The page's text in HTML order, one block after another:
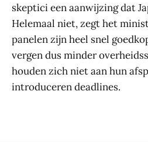
skeptici een aanwijzing dat
Helemaal niet, zegt het
panelen zijn heel snel
vergen dus minder
houden zich niet aan hun
introduceren deadlines.